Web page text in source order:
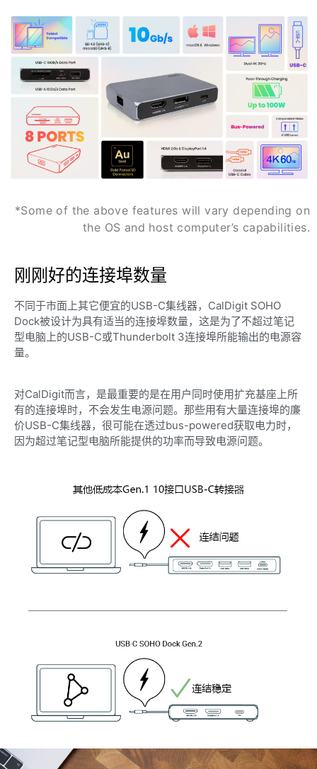
*Some of the above features will vary depending on
the OS and host computer’s capabilities.
刚刚好的连接埠数量
不同于市面上其它便宜的USB-C集线器，CalDigit SOHO
Dock被设计为具有适当的连接埠数量，这是为了不超过笔记
型电脑上的USB-C或Thunderbolt 3连接埠所能输出的电源容
量。
对CalDigit而言，是最重要的是在用户同时使用扩充基座上所
有的连接埠时，不会发生电源问题。那些用有大量连接埠的廉
价USB-C集线器，很可能在透过bus-powered获取电力时，
因为超过笔记型电脑所能提供的功率而导致电源问题。